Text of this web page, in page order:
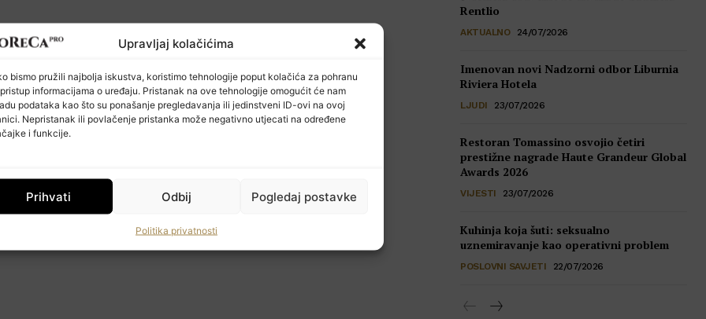
HoReCa PRO
Upravljaj kolačićima
bismo pružili najbolja iskustva, koristimo tehnologije poput kolačića za pohranu
informacijama o uređaju. Pristanak na ove tehnologije omogućit će nam
podataka kao što su ponašanje pregledavanja ili jedinstveni ID-ovi na ovoj
Nepristanak ili povlačenje pristanka može negativno utjecati na određene
i funkcije.
Prihvati Odbij Pogledaj postavke
Politika privatnosti
Rentlio
AKTUALNO 24/07/2026
Imenovan novi Nadzorni odbor Liburnia
Riviera Hotela
LJUDI 23/07/2026
Restoran Tomassino osvojio četiri
prestižne nagrade Haute Grandeur Global
Awards 2026
VIJESTI 23/07/2026
Kuhinja koja šuti: seksualno
uznemiravanje kao operativni problem
POSLOVNI SAVJETI 22/07/2026